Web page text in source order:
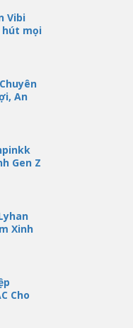
Vibi
hút mọi
An
Gen Z
Xinh
Cho